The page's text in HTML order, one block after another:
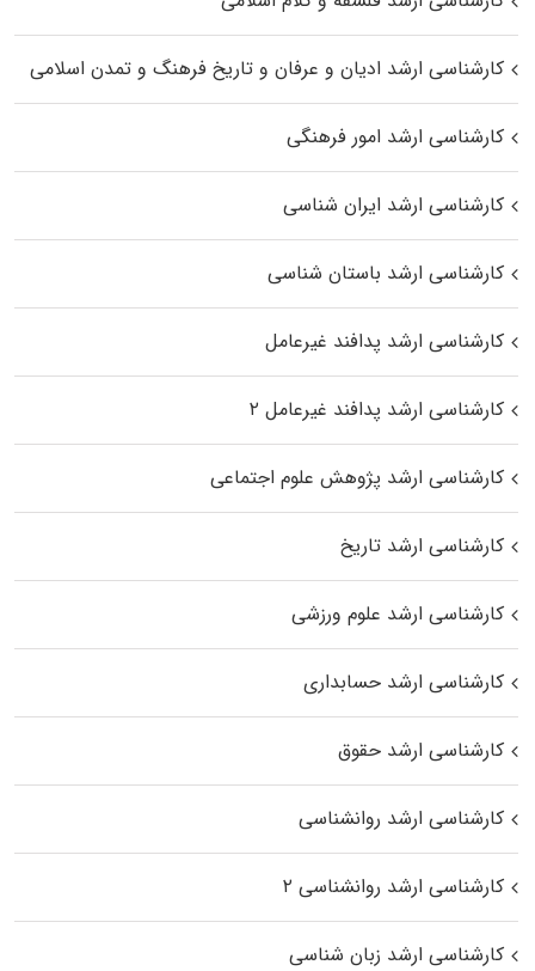
کارشناسی ارشد ادیان و عرفان و تاریخ فرهنگ و تمدن اسلامی
کارشناسی ارشد امور فرهنگی
کارشناسی ارشد ایران شناسی
کارشناسی ارشد باستان شناسی
کارشناسی ارشد پدافند غیرعامل
کارشناسی ارشد پدافند غیرعامل ۲
کارشناسی ارشد پژوهش علوم اجتماعی
کارشناسی ارشد تاریخ
کارشناسی ارشد علوم ورزشی
کارشناسی ارشد حسابداری
کارشناسی ارشد حقوق
کارشناسی ارشد روانشناسی
کارشناسی ارشد روانشناسی ۲
کارشناسی ارشد زبان شناسی